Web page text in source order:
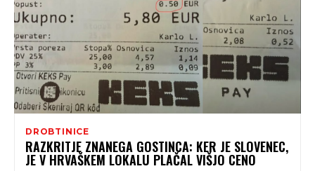
DROBTINICE
RAZKRITJE ZNANEGA GOSTINCA: KER JE SLOVENEC,
JE V HRVAŠKEM LOKALU PLAČAL VIŠJO CENO